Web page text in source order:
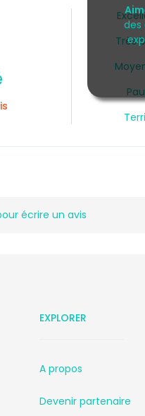
des
Très
écrire un avis
EXPLORER
A propos
Devenir partenaire